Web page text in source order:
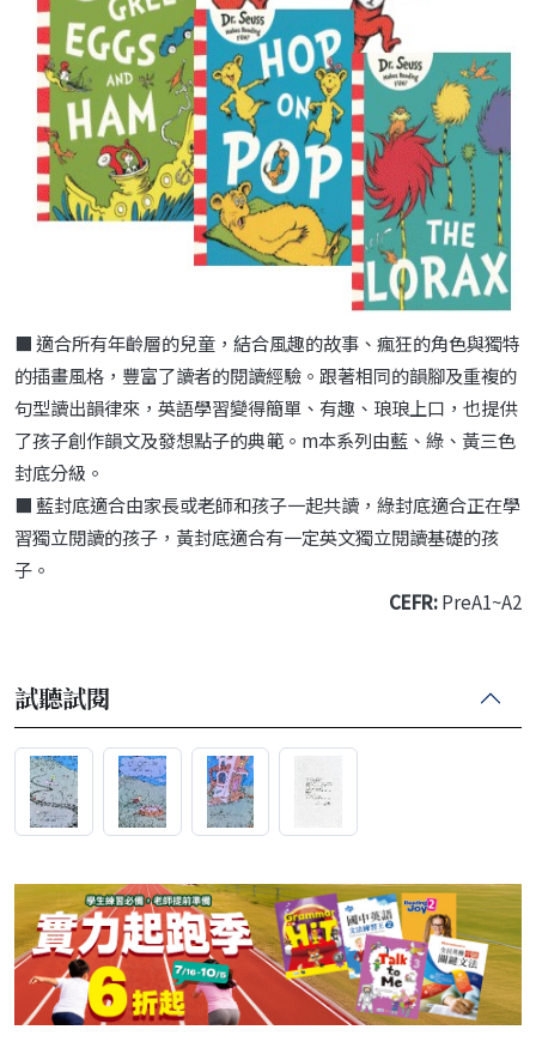
■ 適合所有年齡層的兒童，結合風趣的故事、瘋狂的角色與獨特
的插畫風格，豐富了讀者的閱讀經驗。跟著相同的韻腳及重複的
句型讀出韻律來，英語學習變得簡單、有趣、琅琅上口，也提供
了孩子創作韻文及發想點子的典範。 m本系列由藍、綠、黃三色
封底分級。
■ 藍封底適合由家長或老師和孩子一起共讀，綠封底適合正在學
習獨立閱讀的孩子，黃封底適合有一定英文獨立閱讀基礎的孩
子。
CEFR:PreA1~A2
試聽試閱